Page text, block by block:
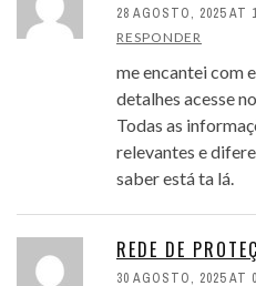
28 AGOSTO, 2025 AT
RESPONDER
me encantei com
detalhes acesse
Todas as
relevantes e
saber está ta lá.
REDE DE
30 AGOSTO, 2025 AT